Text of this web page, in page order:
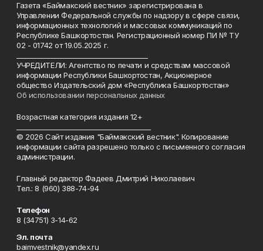
Газета «Баймакский вестник» зарегистрирована в
Управлении Федеральной службы по надзору в сфере связи,
информационных технологий и массовых коммуникаций по
Республике Башкортостан. Регистрационный номер ПИ № ТУ
02 - 01742 от 19.05.2025 г.
УЧРЕДИТЕЛИ: Агентство по печати и средствам массовой
информации Республики Башкортостан, Акционерное
общество Издательский дом «Республика Башкортостан»
Об использовании персональных данных
Возрастная категория издания 12+
© 2026 Сайт издания "Баймакский вестник". Копирование
информации сайта разрешено только с письменного согласия
администрации.
Главный редактор Фадеев Дмитрий Николаевич
Тел.: 8 (960) 388-74-94
Телефон
8 (34751) 3-14-62
Эл. почта
baimvestnik@yandex.ru